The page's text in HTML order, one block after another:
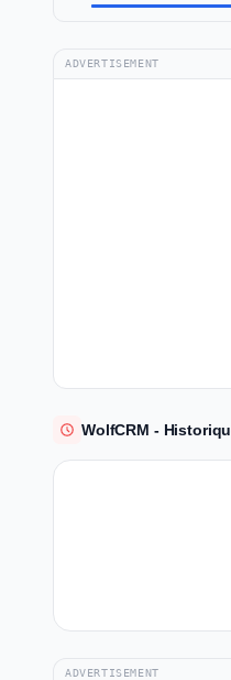
ADVERTISEMENT
WolfCRM -
ADVERTISEMENT